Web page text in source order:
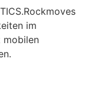
im
mobilen